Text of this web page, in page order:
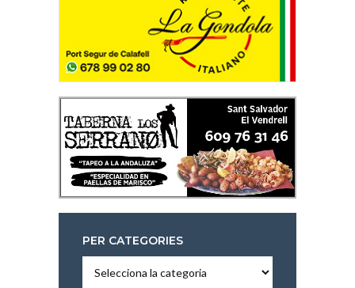
PER CATEGORIES
categories